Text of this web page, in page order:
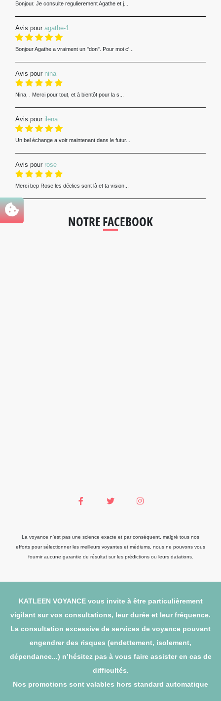
Bonjour. Je consulte regulierement Agathe et j...
Avis pour agathe-1
Bonjour Agathe a vraiment un "don". Pour moi c'...
Avis pour nina
Nina, . Merci pour tout, et à bientôt pour la s...
Avis pour ilena
Un bel échange a voir maintenant dans le futur...
Avis pour rose
Merci bcp Rose les déclics sont là et ta vision...
NOTRE FACEBOOK
La voyance n'est pas une science exacte et par conséquent, malgré tous nos
efforts pour sélectionner les meilleurs voyantes et médiums, nous ne pouvons vous
fournir aucune garantie de résultat sur les prédictions ou leurs datations.
KATLEEN VOYANCE vous invite à être particulièrement
vigilant sur vos consultations, leur durée et leur fréquence.
La consultation excessive de services de voyance pouvant
engendrer des risques (endettement, isolement,
dépendance...) n’hésitez pas à vous faire assister en cas de
difficultés.
Nos promotions sont valables hors standard automatique